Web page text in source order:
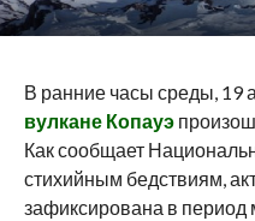
В ранние часы среды, 19
вулкане Копауэ
Как сообщает
стихийным бедствиям,
зафиксирована в период